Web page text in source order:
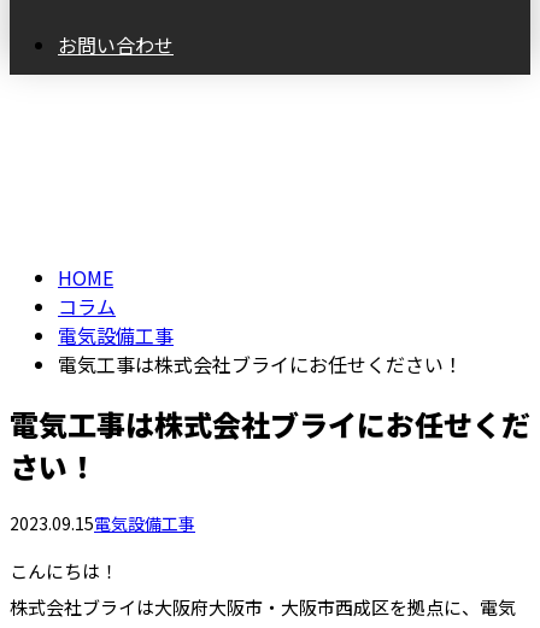
お問い合わせ
HOME
コラム
電気設備工事
電気工事は株式会社ブライにお任せください！
電気工事は株式会社ブライにお任せくだ
さい！
2023.09.15電気設備工事
こんにちは！
株式会社ブライは大阪府大阪市・大阪市西成区を拠点に、電気